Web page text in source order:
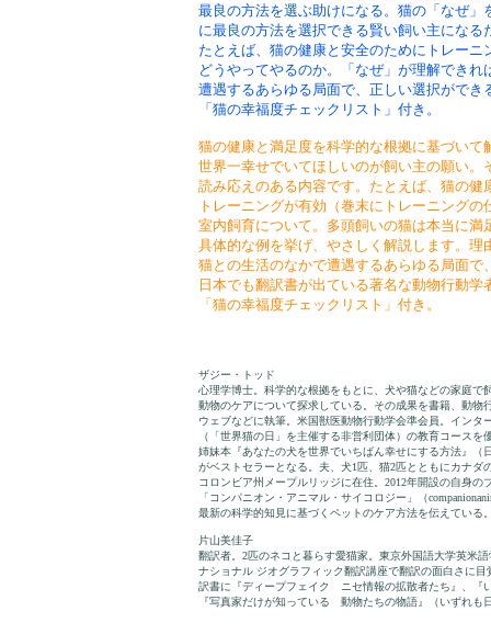
最良の方法を選ぶ助けになる。猫の「なぜ」
に最良の方法を選択できる賢い飼い主になる
たとえば、猫の健康と安全のためにトレーニ
どうやってやるのか。「なぜ」が理解できれ
遭遇するあらゆる局面で、正しい選択ができ
「猫の幸福度チェックリスト」付き。
猫の健康と満足度を科学的な根拠に基づいて
世界一幸せでいてほしいのが飼い主の願い。
読み応えのある内容です。たとえば、猫の健
トレーニングが有効（巻末にトレーニングの
室内飼育について。多頭飼いの猫は本当に満
具体的な例を挙げ、やさしく解説します。理
猫との生活のなかで遭遇するあらゆる局面
日本でも翻訳書が出ている著名な動物行動
「猫の幸福度チェックリスト」付き。
ザジー・トッド
心理学博士。科学的な根拠をもとに、犬や猫などの家庭で
動物のケアについて探求している。その成果を書籍、動物
ウェブなどに執筆。米国獣医動物行動学会準会員。インタ
（「世界猫の日」を主催する非営利団体）の教育コースを
姉妹本『あなたの犬を世界でいちばん幸せにする方法』（
がベストセラーとなる。夫、犬1匹、猫2匹とともにカナダ
コロンビア州メープルリッジに在住。2012年開設の自身の
「コンパニオン・アニマル・サイコロジー」（
最新の科学的知見に基づくペットのケア方法を伝えている
片山美佳子
翻訳者。2匹のネコと暮らす愛猫家。東京外国語大学英米
ナショナル ジオグラフィック翻訳講座で翻訳の面白さに目
訳書に『ディープフェイク ニセ情報の拡散者たち』、『
『写真家だけが知っている 動物たちの物語』（いずれも